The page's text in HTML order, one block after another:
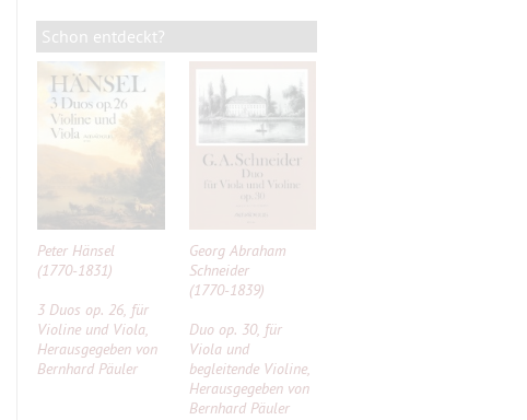
Schon entdeckt?
Peter Hänsel
(1770-1831)
3 Duos op. 26, für
Violine und Viola,
Herausgegeben von
Bernhard Päuler
Georg Abraham
Schneider
(1770-1839)
Duo op. 30, für
Viola und
begleitende Violine,
Herausgegeben von
Bernhard Päuler